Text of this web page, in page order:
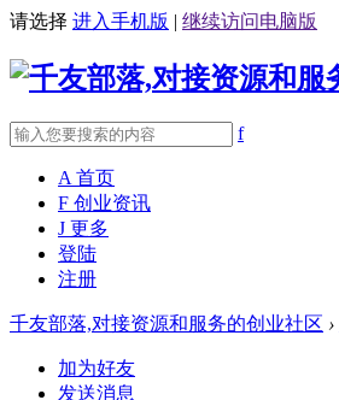
请选择 进入手机版 | 继续访问电脑版
f
A 首页
F 创业资讯
J 更多
登陆
注册
千友部落,对接资源和服务的创业社区 ›
加为好友
发送消息